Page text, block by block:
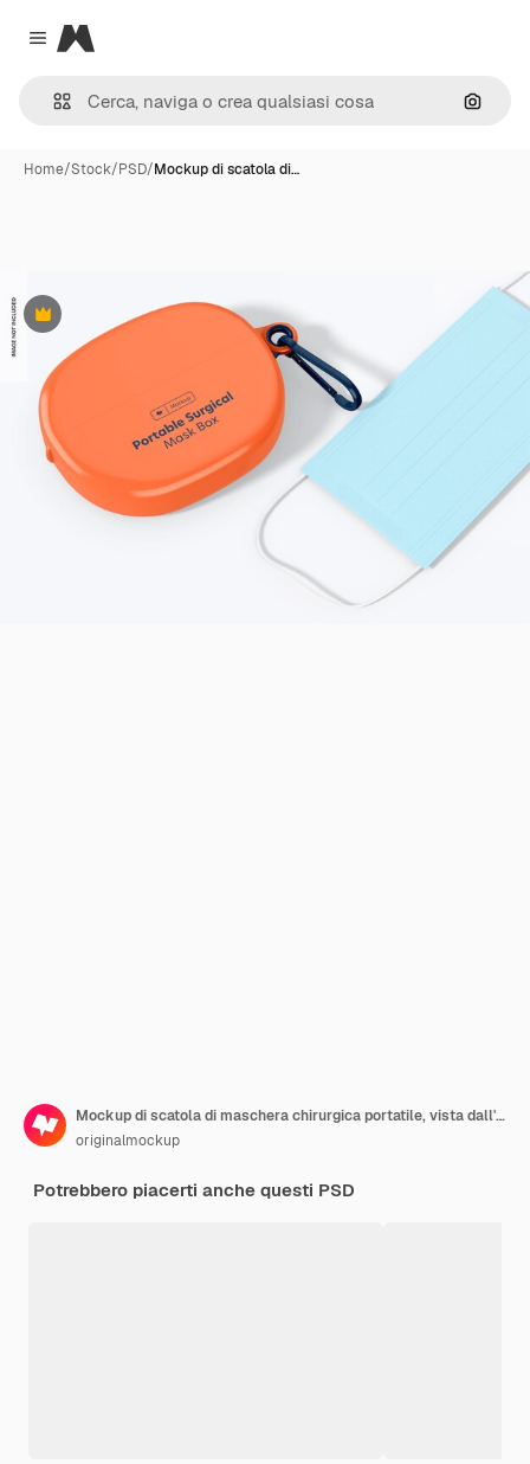
Close menu
Magnific
Cerca
Home/Stock/PSD/Mockup di scatola di…
Premium
Mockup di scatola di maschera chirurgica portatile, vista dall'alto
originalmockup
Potrebbero piacerti anche questi PSD